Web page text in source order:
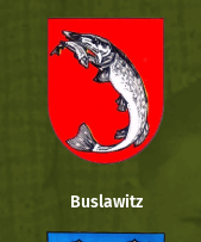
Buslawitz